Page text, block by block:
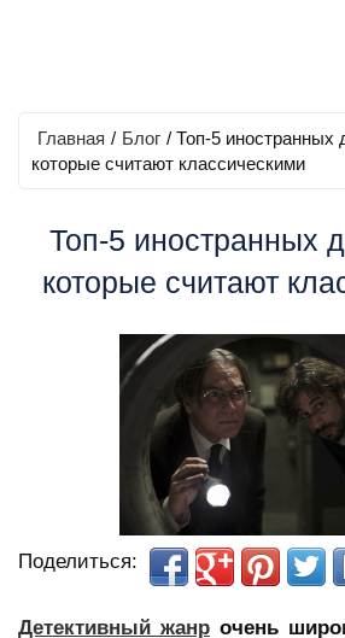
Главная / Блог / Топ-5 иностранных
которые считают классическими
Топ-5 иностранных
которые считают
Поделиться:
Детективный жанр очень